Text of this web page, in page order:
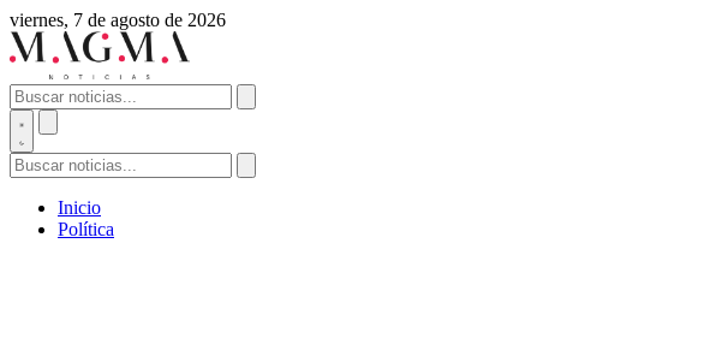
viernes, 7 de agosto de 2026
Inicio
Política